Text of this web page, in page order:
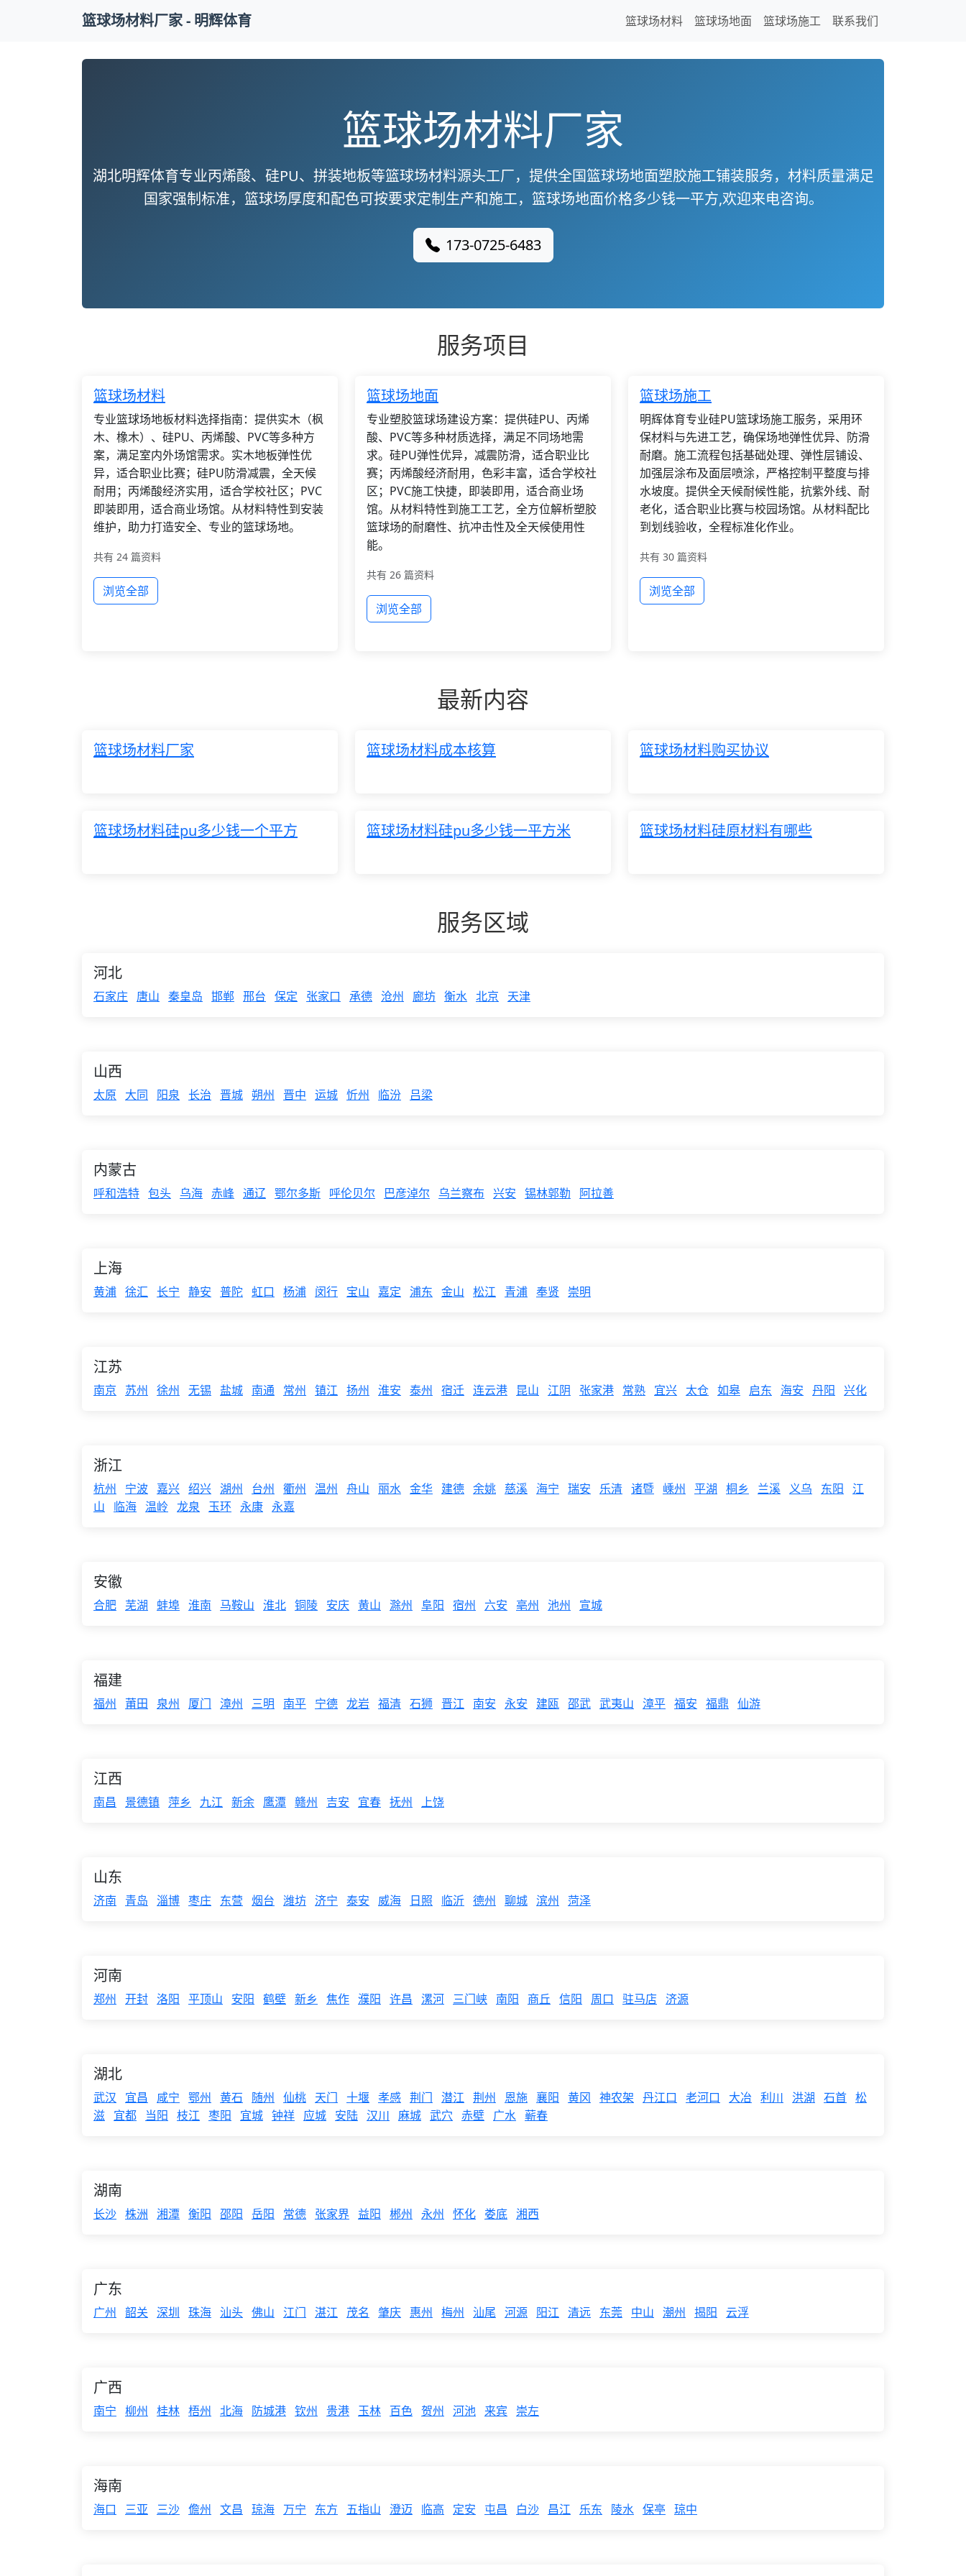
篮球场材料厂家 - 明辉体育 篮球场材料 篮球场地面 篮球场施工 联系我们
篮球场材料厂家
湖北明辉体育专业丙烯酸、硅PU、拼装地板等篮球场材料源头工厂，提供全国篮球场地面塑胶施工铺装服务，材料质量满足
国家强制标准，篮球场厚度和配色可按要求定制生产和施工，篮球场地面价格多少钱一平方,欢迎来电咨询。
173-0725-6483
服务项目
篮球场材料
专业篮球场地板材料选择指南：提供实木（枫
木、橡木）、硅PU、丙烯酸、PVC等多种方
案，满足室内外场馆需求。实木地板弹性优
异，适合职业比赛；硅PU防滑减震，全天候
耐用；丙烯酸经济实用，适合学校社区；PVC
即装即用，适合商业场馆。从材料特性到安装
维护，助力打造安全、专业的篮球场地。
共有 24 篇资料
浏览全部
篮球场地面
专业塑胶篮球场建设方案：提供硅PU、丙烯
酸、PVC等多种材质选择，满足不同场地需
求。硅PU弹性优异，减震防滑，适合职业比
赛；丙烯酸经济耐用，色彩丰富，适合学校社
区；PVC施工快捷，即装即用，适合商业场
馆。从材料特性到施工工艺，全方位解析塑胶
篮球场的耐磨性、抗冲击性及全天候使用性
能。
共有 26 篇资料
浏览全部
篮球场施工
明辉体育专业硅PU篮球场施工服务，采用环
保材料与先进工艺，确保场地弹性优异、防滑
耐磨。施工流程包括基础处理、弹性层铺设、
加强层涂布及面层喷涂，严格控制平整度与排
水坡度。提供全天候耐候性能，抗紫外线、耐
老化，适合职业比赛与校园场馆。从材料配比
到划线验收，全程标准化作业。
共有 30 篇资料
浏览全部
最新内容
篮球场材料厂家 篮球场材料成本核算 篮球场材料购买协议
篮球场材料硅pu多少钱一个平方 篮球场材料硅pu多少钱一平方米 篮球场材料硅原材料有哪些
服务区域
河北
石家庄 唐山 秦皇岛 邯郸 邢台 保定 张家口 承德 沧州 廊坊 衡水 北京 天津
山西
太原 大同 阳泉 长治 晋城 朔州 晋中 运城 忻州 临汾 吕梁
内蒙古
呼和浩特 包头 乌海 赤峰 通辽 鄂尔多斯 呼伦贝尔 巴彦淖尔 乌兰察布 兴安 锡林郭勒 阿拉善
上海
黄浦 徐汇 长宁 静安 普陀 虹口 杨浦 闵行 宝山 嘉定 浦东 金山 松江 青浦 奉贤 崇明
江苏
南京 苏州 徐州 无锡 盐城 南通 常州 镇江 扬州 淮安 泰州 宿迁 连云港 昆山 江阴 张家港 常熟 宜兴 太仓 如皋 启东 海安 丹阳 兴化
浙江
杭州 宁波 嘉兴 绍兴 湖州 台州 衢州 温州 舟山 丽水 金华 建德 余姚 慈溪 海宁 瑞安 乐清 诸暨 嵊州 平湖 桐乡 兰溪 义乌 东阳
江
山
临海 温岭 龙泉 玉环 永康 永嘉
安徽
合肥 芜湖 蚌埠 淮南 马鞍山 淮北 铜陵 安庆 黄山 滁州 阜阳 宿州 六安 亳州 池州 宣城
福建
福州 莆田 泉州 厦门 漳州 三明 南平 宁德 龙岩 福清 石狮 晋江 南安 永安 建瓯 邵武 武夷山 漳平 福安 福鼎 仙游
江西
南昌 景德镇 萍乡 九江 新余 鹰潭 赣州 吉安 宜春 抚州 上饶
山东
济南 青岛 淄博 枣庄 东营 烟台 潍坊 济宁 泰安 威海 日照 临沂 德州 聊城 滨州 菏泽
河南
郑州 开封 洛阳 平顶山 安阳 鹤壁 新乡 焦作 濮阳 许昌 漯河 三门峡 南阳 商丘 信阳 周口 驻马店 济源
湖北
武汉 宜昌 咸宁 鄂州 黄石 随州 仙桃 天门 十堰 孝感 荆门 潜江 荆州 恩施 襄阳 黄冈 神农架 丹江口 老河口 大冶 利川 洪湖 石首 松
滋 宜都 当阳 枝江 枣阳 宜城 钟祥 应城 安陆 汉川 麻城 武穴 赤壁 广水 蕲春
湖南
长沙 株洲 湘潭 衡阳 邵阳 岳阳 常德 张家界 益阳 郴州 永州 怀化 娄底 湘西
广东
广州 韶关 深圳 珠海 汕头 佛山 江门 湛江 茂名 肇庆 惠州 梅州 汕尾 河源 阳江 清远 东莞 中山 潮州 揭阳 云浮
广西
南宁 柳州 桂林 梧州 北海 防城港 钦州 贵港 玉林 百色 贺州 河池 来宾 崇左
海南
海口 三亚 三沙 儋州 文昌 琼海 万宁 东方 五指山 澄迈 临高 定安 屯昌 白沙 昌江 乐东 陵水 保亭 琼中